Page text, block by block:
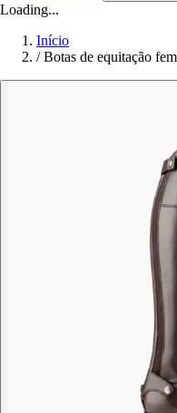
Loading...
Início
/ Botas de equitação